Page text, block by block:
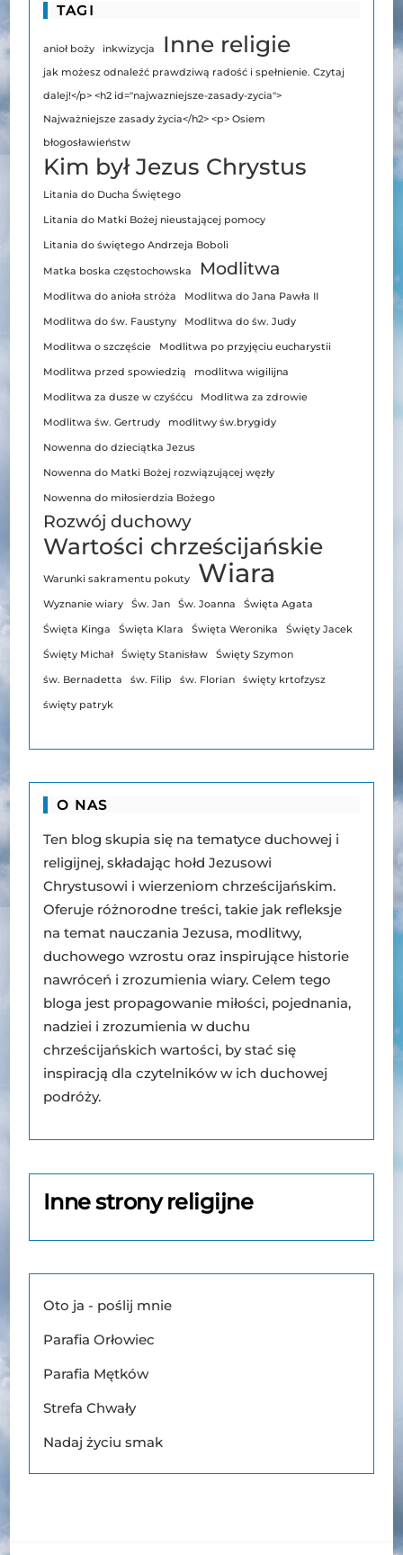
TAGI
anioł boży inkwizycja Inne religie
jak możesz odnaleźć prawdziwą radość i spełnienie. Czytaj
dalej!</p> <h2 id="najwazniejsze-zasady-zycia">
Najważniejsze zasady życia</h2> <p> Osiem
błogosławieństw
Kim był Jezus Chrystus
Litania do Ducha Świętego
Litania do Matki Bożej nieustającej pomocy
Litania do świętego Andrzeja Boboli
Matka boska częstochowska Modlitwa
Modlitwa do anioła stróża Modlitwa do Jana Pawła II
Modlitwa do św. Faustyny Modlitwa do św. Judy
Modlitwa o szczęście Modlitwa po przyjęciu eucharystii
Modlitwa przed spowiedzią modlitwa wigilijna
Modlitwa za dusze w czyśćcu Modlitwa za zdrowie
Modlitwa św. Gertrudy modlitwy św.brygidy
Nowenna do dzieciątka Jezus
Nowenna do Matki Bożej rozwiązującej węzły
Nowenna do miłosierdzia Bożego
Rozwój duchowy
Wartości chrześcijańskie
Warunki sakramentu pokuty Wiara
Wyznanie wiary Św. Jan Św. Joanna Święta Agata
Święta Kinga Święta Klara Święta Weronika Święty Jacek
Święty Michał Święty Stanisław Święty Szymon
św. Bernadetta św. Filip św. Florian święty krtofzysz
święty patryk
O NAS
Ten blog skupia się na tematyce duchowej i
religijnej, składając hołd Jezusowi
Chrystusowi i wierzeniom chrześcijańskim.
Oferuje różnorodne treści, takie jak refleksje
na temat nauczania Jezusa, modlitwy,
duchowego wzrostu oraz inspirujące historie
nawróceń i zrozumienia wiary. Celem tego
bloga jest propagowanie miłości, pojednania,
nadziei i zrozumienia w duchu
chrześcijańskich wartości, by stać się
inspiracją dla czytelników w ich duchowej
podróży.
Inne strony religijne
Oto ja - poślij mnie
Parafia Orłowiec
Parafia Mętków
Strefa Chwały
Nadaj życiu smak